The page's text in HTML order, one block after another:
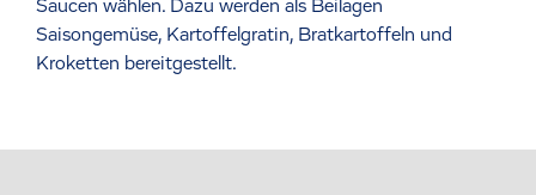
Saucen wählen. Dazu werden als Beilagen
Saisongemüse, Kartoffelgratin, Bratkartoffeln und
Kroketten bereitgestellt.